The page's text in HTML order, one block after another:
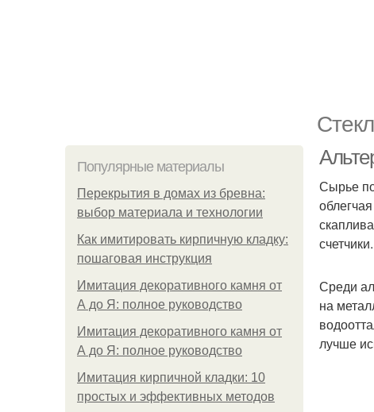
Популярные материалы
Перекрытия в домах из бревна:
выбор материала и технологии
Как имитировать кирпичную кладку:
пошаговая инструкция
Имитация декоративного камня от
А до Я: полное руководство
Имитация декоративного камня от
А до Я: полное руководство
Имитация кирпичной кладки: 10
простых и эффективных методов
Сырье
счетчики.
Среди
на
лучше